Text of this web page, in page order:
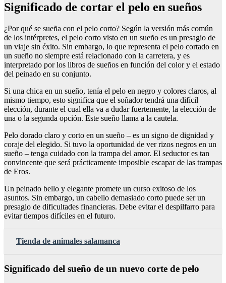
Significado de cortar el pelo en sueños
¿Por qué se sueña con el pelo corto? Según la versión más común
de los intérpretes, el pelo corto visto en un sueño es un presagio de
un viaje sin éxito. Sin embargo, lo que representa el pelo cortado en
un sueño no siempre está relacionado con la carretera, y es
interpretado por los libros de sueños en función del color y el estado
del peinado en su conjunto.
Si una chica en un sueño, tenía el pelo en negro y colores claros, al
mismo tiempo, esto significa que el soñador tendrá una difícil
elección, durante el cual ella va a dudar fuertemente, la elección de
una o la segunda opción. Este sueño llama a la cautela.
Pelo dorado claro y corto en un sueño – es un signo de dignidad y
coraje del elegido. Si tuvo la oportunidad de ver rizos negros en un
sueño – tenga cuidado con la trampa del amor. El seductor es tan
convincente que será prácticamente imposible escapar de las trampas
de Eros.
Un peinado bello y elegante promete un curso exitoso de los
asuntos. Sin embargo, un cabello demasiado corto puede ser un
presagio de dificultades financieras. Debe evitar el despilfarro para
evitar tiempos difíciles en el futuro.
Tienda de animales salamanca
Significado del sueño de un nuevo corte de pelo